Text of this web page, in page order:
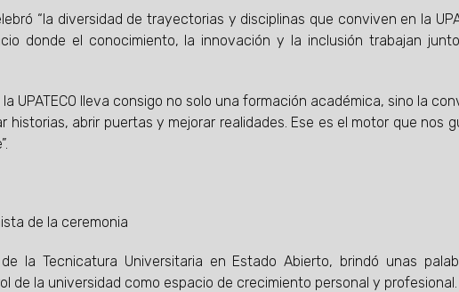
“la diversidad de trayectorias y disciplinas que conviven en la
donde el conocimiento, la innovación y la inclusión trabajan
UPATECO lleva consigo no solo una formación académica, sino la
abrir puertas y mejorar realidades. Ese es el motor que nos
de la ceremonia
la Tecnicatura Universitaria en Estado Abierto, brindó unas
de la universidad como espacio de crecimiento personal y profesional.